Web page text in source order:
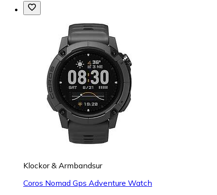
Klockor & Armbandsur
Coros Nomad Gps Adventure Watch